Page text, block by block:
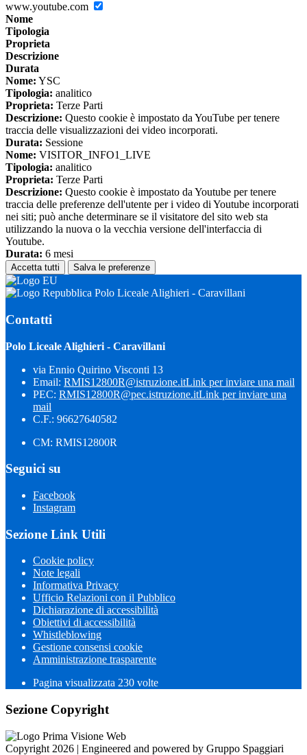
www.youtube.com
Nome
Tipologia
Proprieta
Descrizione
Durata
Nome: YSC
Tipologia: analitico
Proprieta: Terze Parti
Descrizione: Questo cookie è impostato da YouTube per tenere
traccia delle visualizzazioni dei video incorporati.
Durata: Sessione
Nome: VISITOR_INFO1_LIVE
Tipologia: analitico
Proprieta: Terze Parti
Descrizione: Questo cookie è impostato da Youtube per tenere
traccia delle preferenze dell'utente per i video di Youtube incorporati
nei siti; può anche determinare se il visitatore del sito web sta
utilizzando la nuova o la vecchia versione dell'interfaccia di
Youtube.
Durata: 6 mesi
Accetta tutti Salva le preferenze
Polo Liceale Alighieri - Caravillani
Contatti
Polo Liceale Alighieri - Caravillani
via Ennio Quirino Visconti 13
Email: RMIS12800R@istruzione.itLink per inviare una mail
PEC: RMIS12800R@pec.istruzione.itLink per inviare una
mail
C.F.: 96627640582
CM: RMIS12800R
Seguici su
Facebook
Instagram
Sezione Link Utili
Cookie policy
Note legali
Informativa Privacy
Ufficio Relazioni con il Pubblico
Dichiarazione di accessibilità
Obiettivi di accessibilità
Whistleblowing
Gestione consensi cookie
Amministrazione trasparente
Pagina visualizzata 230 volte
Sezione Copyright
Copyright 2026 | Engineered and powered by Gruppo Spaggiari